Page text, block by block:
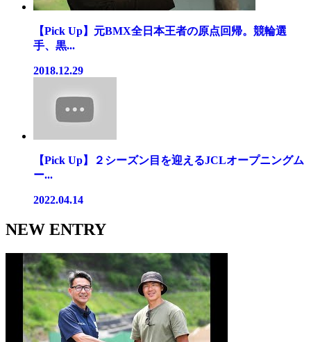
【Pick Up】元BMX全日本王者の原点回帰。競輪選
手、黒...
2018.12.29
【Pick Up】２シーズン目を迎えるJCLオープニングム
ー...
2022.04.14
NEW ENTRY